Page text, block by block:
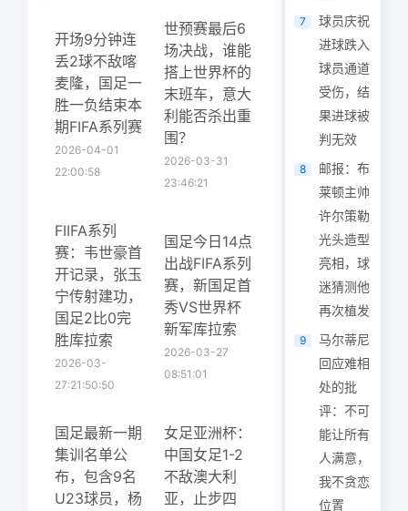
开场9分钟连
丢2球不敌喀
麦隆，国足一
胜一负结束本
期FIFA系列赛
2026-04-01
22:00:58
世预赛最后6
场决战，谁能
搭上世界杯的
末班车，意大
利能否杀出重
围？
2026-03-31
23:46:21
FIIFA系列
赛：韦世豪首
开记录，张玉
宁传射建功，
国足2比0完
胜库拉索
2026-03-
27:21:50:50
国足今日14点
出战FIFA系列
赛，新国足首
秀VS世界杯
新军库拉索
2026-03-27
08:51:01
国足最新一期
集训名单公
布，包含9名
U23球员，杨
女足亚洲杯：
中国女足1-2
不敌澳大利
亚，止步四
7
球员庆祝
进球跌入
球员通道
受伤，结
果进球被
判无效
8
邮报：布
莱顿主帅
许尔策勒
光头造型
亮相，球
迷猜测他
再次植发
9
马尔蒂尼
回应难相
处的批
评：不可
能让所有
人满意，
我不贪恋
位置